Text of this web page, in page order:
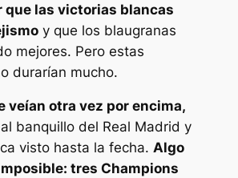
que las victorias blancas
y que los blaugranas
mejores. Pero estas
durarían mucho.
veían otra vez por encima,
banquillo del Real Madrid y
visto hasta la fecha. Algo
tres Champions